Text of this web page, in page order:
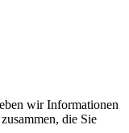
wir Informationen
die Sie